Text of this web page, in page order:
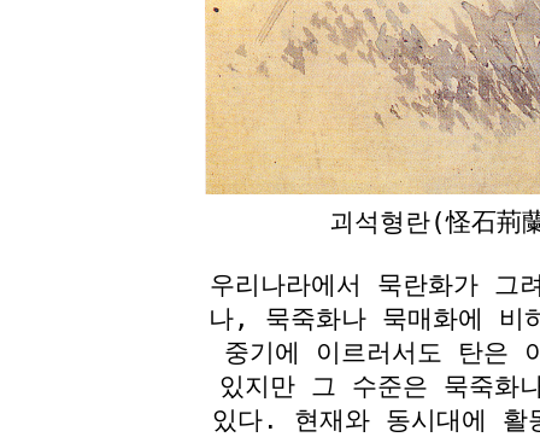
괴석형란(怪石
우리나라에서 묵란화가 그
나, 묵죽화나 묵매화에 비
중기에 이르러서도 탄은
있지만 그 수준은 묵죽화
있다. 현재와 동시대에 활